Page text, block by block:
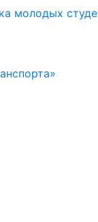
молодых